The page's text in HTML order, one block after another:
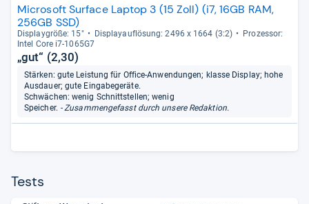
Microsoft Surface Laptop 3 (15 Zoll) (i7, 16GB RAM,
256GB SSD)
Dis­play­größe: 15" Dis­pla­yauf­lö­sung: 2496 x 1664 (3:2)
Pro­zes­sor:
Intel Core i7-​1065G7
„gut“ (2,30)
Stärken: gute Leistung für Office-Anwendungen; klasse Display; hohe
Ausdauer; gute Eingabegeräte.
Schwächen: wenig Schnittstellen; wenig
Speicher. - Zusammengefasst durch unsere Redaktion.
Tests